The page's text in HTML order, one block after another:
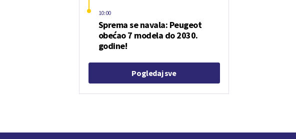
Sprema se navala: Peugeot
obećao 7 modela do 2030.
godine!
10:00
Pogledaj sve